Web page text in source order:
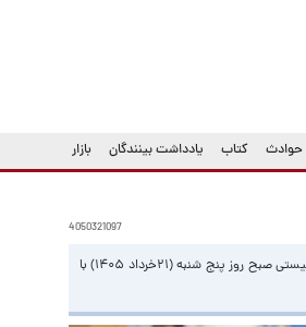
حوادث کتاب یادداشت بینندگان بازار
4050321097
مراسم اولین سالگرد شهادت سردار شهید حاجی‌زاده و جمعی از فرماندهان و همرزمان ایشان در جنگ تحمیلی ۱۲ روزه آمریکایی صهیونیستی صبح روز پنج شنبه (۲۱خرداد ۱۴۰۵) با